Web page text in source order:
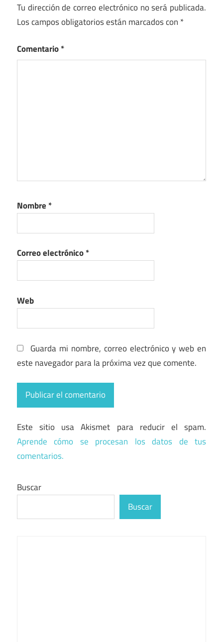
Tu dirección de correo electrónico no será publicada.
Los campos obligatorios están marcados con *
Comentario*
Nombre *
Correo electrónico*
Web
Guarda mi nombre, correo electrónico y web en
este navegador para la próxima vez que comente.
Este sitio usa Akismet para reducir el spam.
Aprende cómo se procesan los datos de tus
comentarios.
Buscar
Buscar